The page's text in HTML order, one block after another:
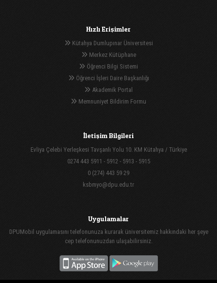
Hızlı Erişimler
Kütahya Dumlupınar Üniversitesi
Merkez Kütüphane
Öğrenci Bilgi Sistemi
Öğrenci İşleri Daire Başkanlığı
Akademik Portal
Memnuniyet Bildirim Formu
İletişim Bilgileri
Evliya Çelebi Yerleşkesi Tavşanlı Yolu 10. KM Kütahya / Türkiye
0274 443 5911 - 5912 - 5913 - 5915
0 (274) 443 59 29
ksbmyo@dpu.edu.tr
Uygulamalar
DPUMobil uygulamasını telefonunuza kurarak üniversitemiz hakkındaki her şeye
cep telefonunuzdan ulaşabilirsiniz.